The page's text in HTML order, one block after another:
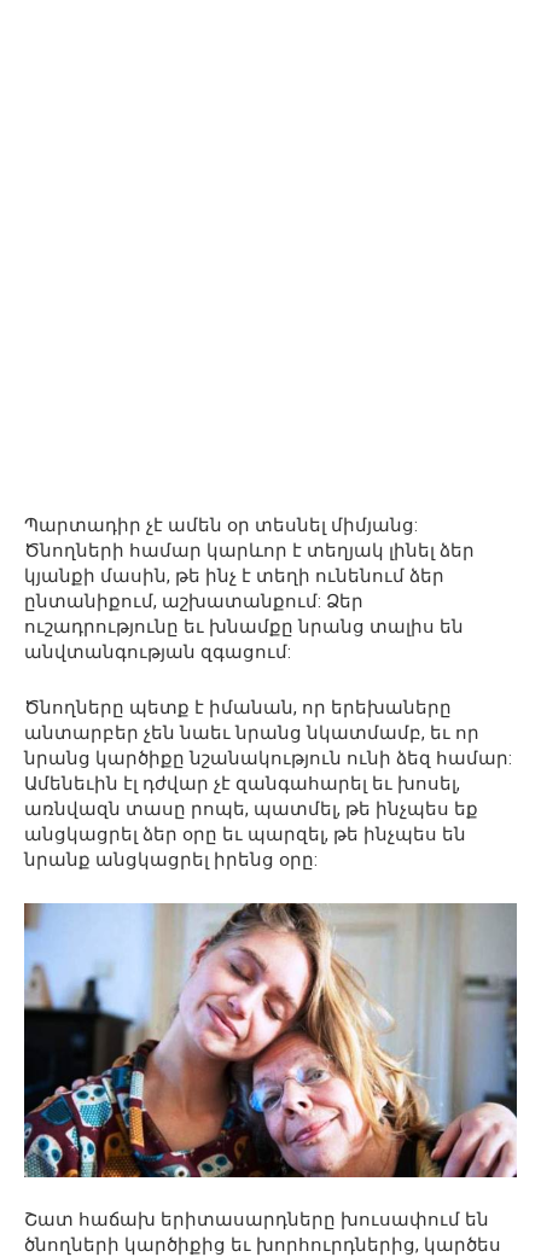
Պարտադիր չէ ամեն օր տեսնել միմյանց:
Ծնողների համար կարևոր է տեղյակ լինել ձեր
կյանքի մասին, թե ինչ է տեղի ունենում ձեր
ընտանիքում, աշխատանքում: Ձեր
ուշադրությունը եւ խնամքը նրանց տալիս են
անվտանգության զգացում:
Ծնողները պետք է իմանան, որ երեխաները
անտարբեր չեն նաեւ նրանց նկատմամբ, եւ որ
նրանց կարծիքը նշանակություն ունի ձեզ համար:
Ամենեւին էլ դժվար չէ զանգահարել եւ խոսել,
առնվազն տասը րոպե, պատմել, թե ինչպես եք
անցկացրել ձեր օրը եւ պարզել, թե ինչպես են
նրանք անցկացրել իրենց օրը:
Շատ հաճախ երիտասարդները խուսափում են
ծնողների կարծիքից եւ խորհուրդներից, կարծես